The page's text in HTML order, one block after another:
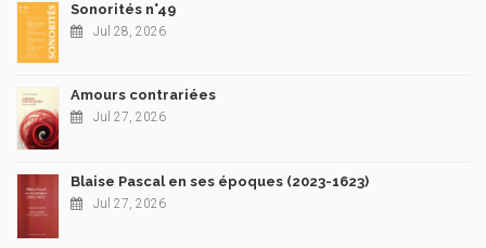
Sonorités n°49
Jul 28, 2026
Amours contrariées
Jul 27, 2026
Blaise Pascal en ses époques (2023-1623)
Jul 27, 2026